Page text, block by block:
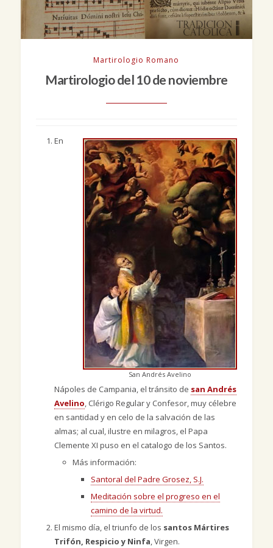
Martirologio Romano
Martirologio del 10 de noviembre
San Andrés Avelino
En
Nápoles de Campania, el tránsito de san Andrés
Avelino, Clérigo Regular y Confesor, muy célebre
en santidad y en celo de la salvación de las
almas; al cual, ilustre en milagros, el Papa
Clemente XI puso en el catalogo de los Santos.
Más información:
Santoral del Padre Grosez, S.J.
Meditación sobre el progreso en el
camino de la virtud.
El mismo día, el triunfo de los santos Mártires
Trifón, Respicio y Ninfa, Virgen.